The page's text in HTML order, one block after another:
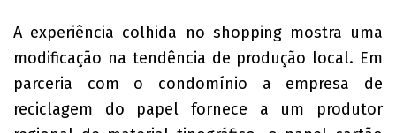
A experiência colhida no shopping mostra uma
modificação na tendência de produção local. Em
parceria com o condomínio a empresa de
reciclagem do papel fornece a um produtor